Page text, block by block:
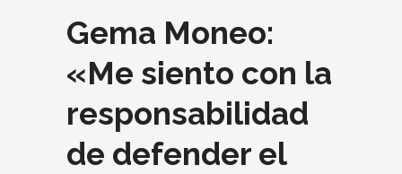
Gema Moneo:
«Me siento con la
responsabilidad
de defender el